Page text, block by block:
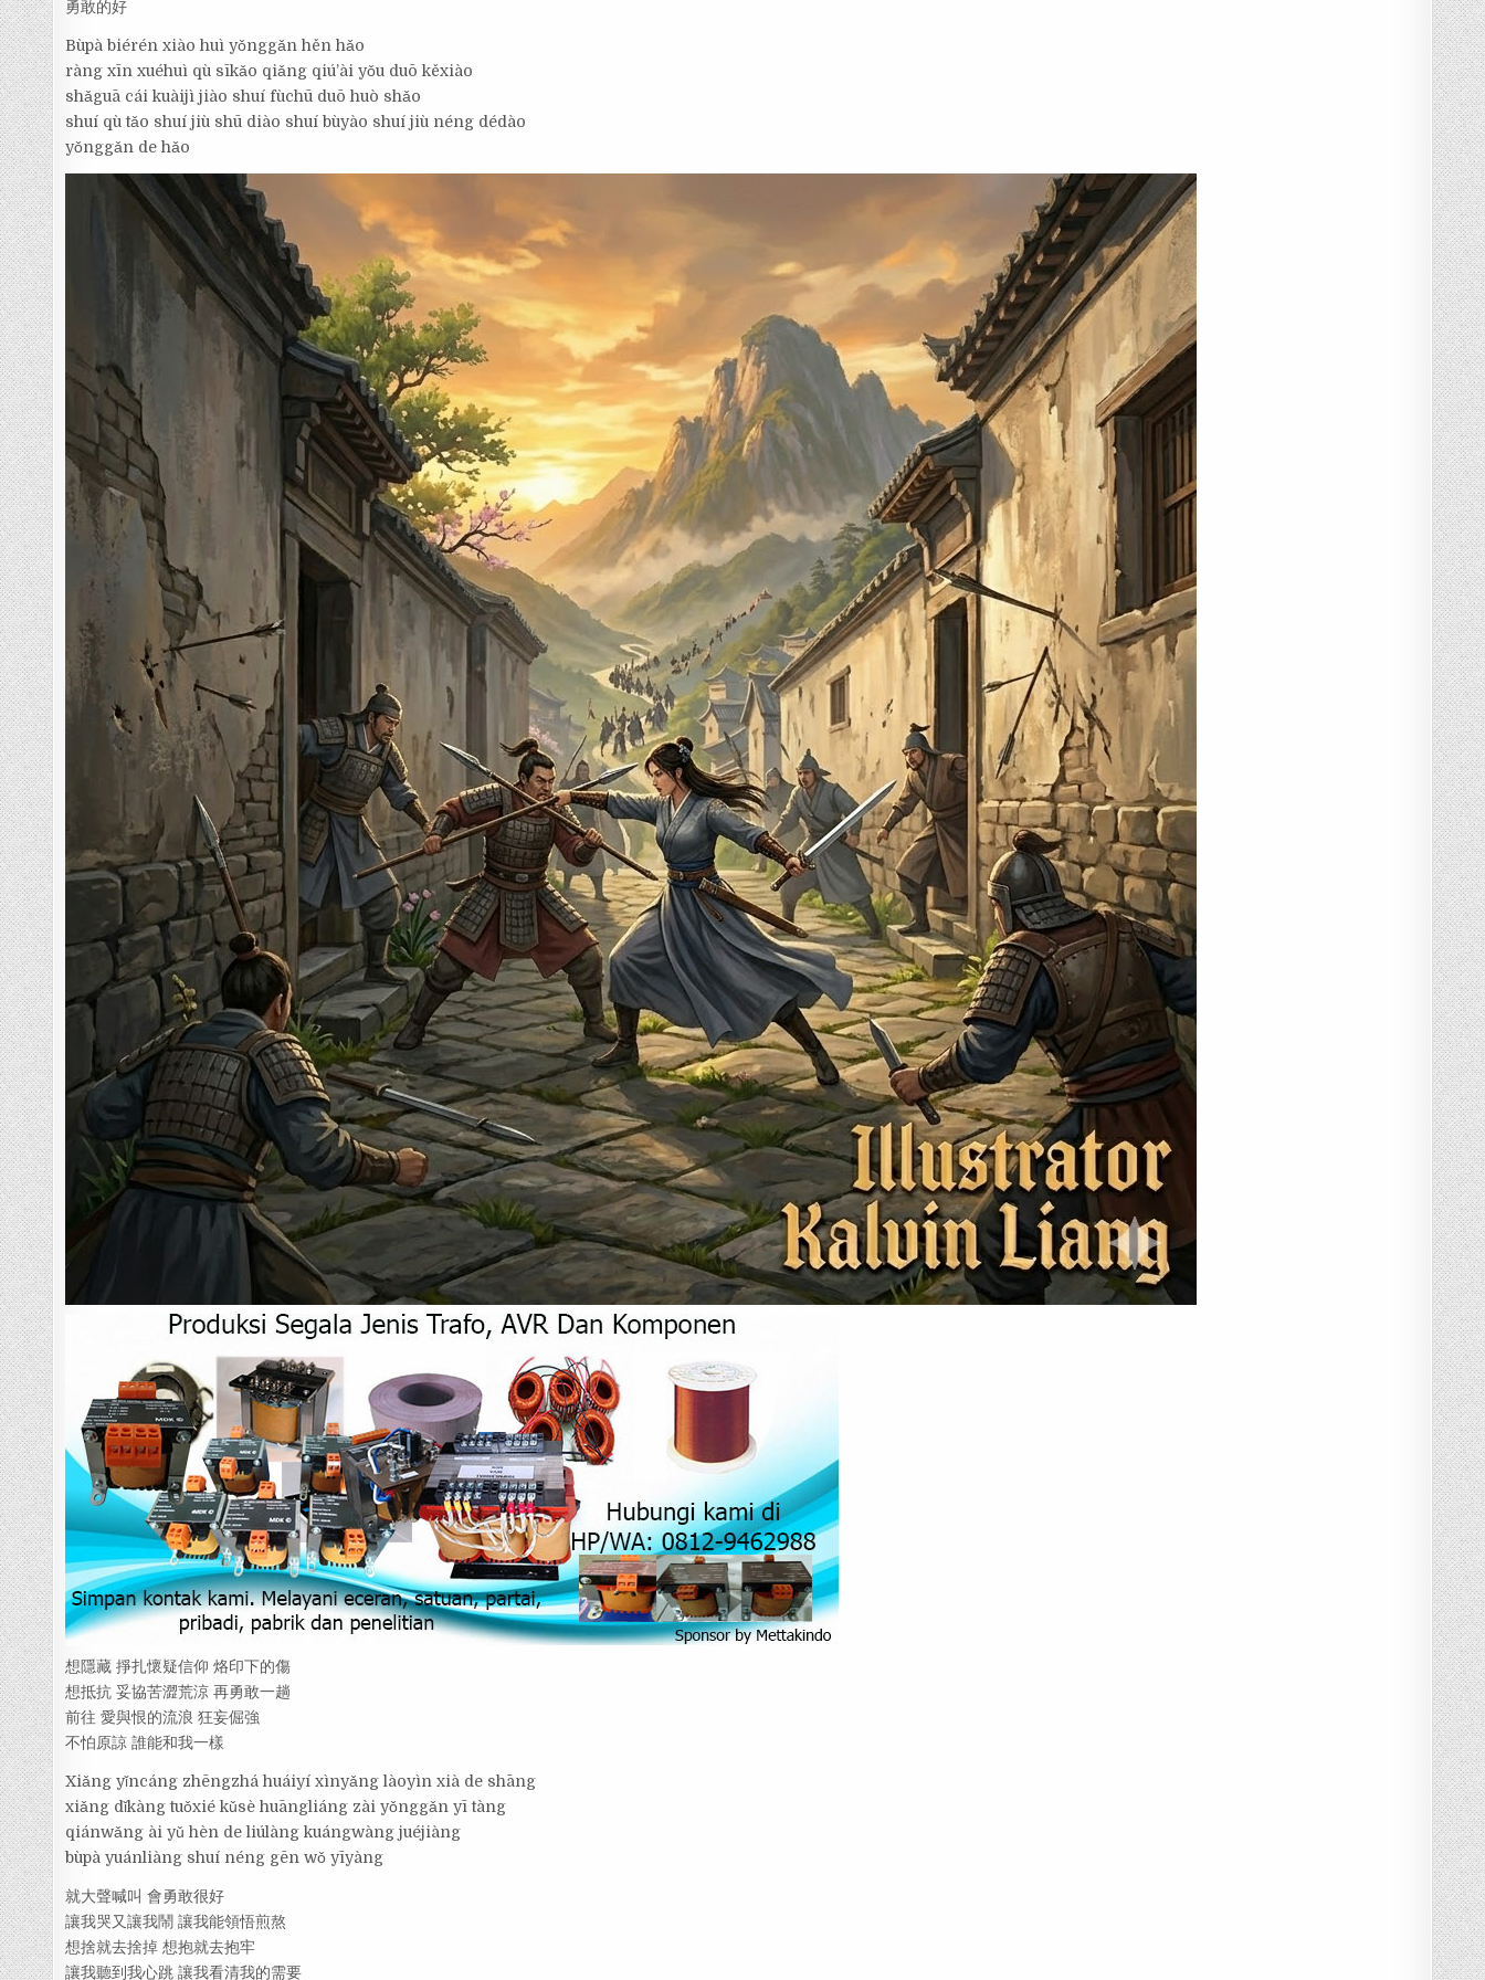
勇敢的好
Bùpà biérén xiào huì yǒnggǎn hěn hǎo
ràng xīn xuéhuì qù sīkǎo qiǎng qiú’ài yǒu duō kěxiào
shǎguā cái kuàijì jiào shuí fùchū duō huò shǎo
shuí qù tǎo shuí jiù shū diào shuí bùyào shuí jiù néng dédào
yǒnggǎn de hǎo
想隱藏 掙扎懷疑信仰 烙印下的傷
想抵抗 妥協苦澀荒涼 再勇敢一趟
前往 愛與恨的流浪 狂妄倔強
不怕原諒 誰能和我一樣
Xiǎng yǐncáng zhēngzhá huáiyí xìnyǎng làoyìn xià de shāng
xiǎng dǐkàng tuǒxié kǔsè huāngliáng zài yǒnggǎn yī tàng
qiánwǎng ài yǔ hèn de liúlàng kuángwàng juéjiàng
bùpà yuánliàng shuí néng gēn wǒ yīyàng
就大聲喊叫 會勇敢很好
讓我哭又讓我鬧 讓我能領悟煎熬
想捨就去捨掉 想抱就去抱牢
讓我聽到我心跳 讓我看清我的需要